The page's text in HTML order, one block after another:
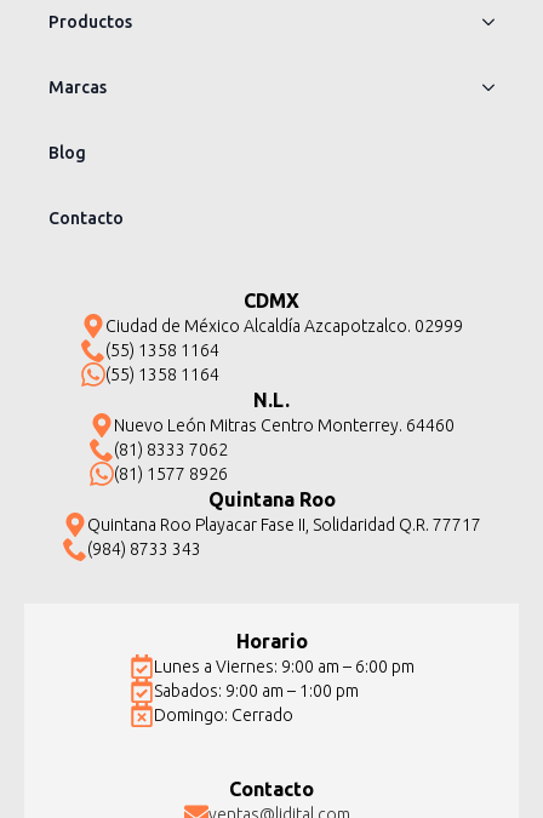
Productos
Marcas
Blog
Contacto
CDMX
Ciudad de México Alcaldía Azcapotzalco. 02999
(55) 1358 1164
(55) 1358 1164
N.L.
Nuevo León Mitras Centro Monterrey. 64460
(81) 8333 7062
(81) 1577 8926
Quintana Roo
Quintana Roo Playacar Fase II, Solidaridad Q.R. 77717
(984) 8733 343
Horario
Lunes a Viernes: 9:00 am – 6:00 pm
Sabados: 9:00 am – 1:00 pm
Domingo: Cerrado
Contacto
ventas@lidital.com